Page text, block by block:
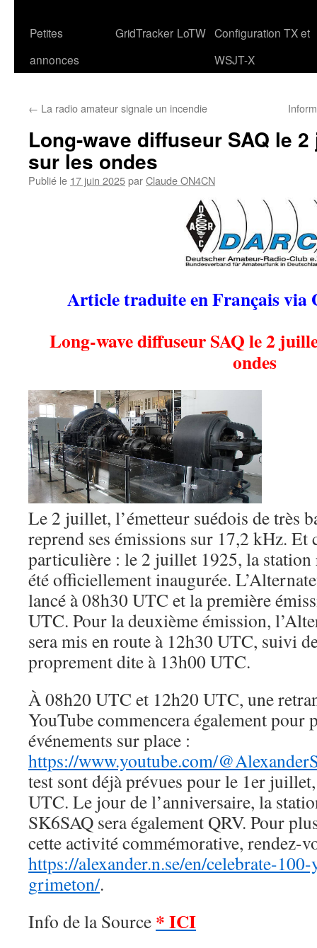
Petites
annonces
GridTracker LoTW Configuration TX et
WSJT-X
← La radio amateur signale un incendie
Long-wave diffuseur SAQ le
sur les ondes
Publié le 17 juin 2025parClaude ON4CN
Article traduite en Français via
Long-wave diffuseur SAQ le 2
ondes
Le 2 juillet, l’émetteur suédois de très
reprend ses émissions sur 17,2 kHz. Et
particulière : le 2 juillet 1925, la
été officiellement inaugurée.
lancé à 08h30 UTC et la première
UTC. Pour la deuxième émission,
sera mis en route à 12h30 UTC, suivi
proprement dite à 13h00 UTC.
À 08h20 UTC et 12h20 UTC, une
YouTube commencera également pour
événements sur place :
https://www.youtube.com/
test sont déjà prévues pour le 1er
UTC. Le jour de l’anniversaire, la
SK6SAQ sera également QRV. Pour
cette activité commémorative, rendez-
https://alexander.n.se/en/celebrate-
grimeton/.
Info de la Source * ICI